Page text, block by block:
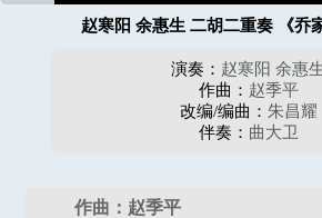
赵寒阳 余惠生 二胡二重奏 《乔
演奏： 赵寒阳 余惠
作曲： 赵季平
改编/编曲： 朱昌耀
伴奏： 曲大卫
作曲：赵季平